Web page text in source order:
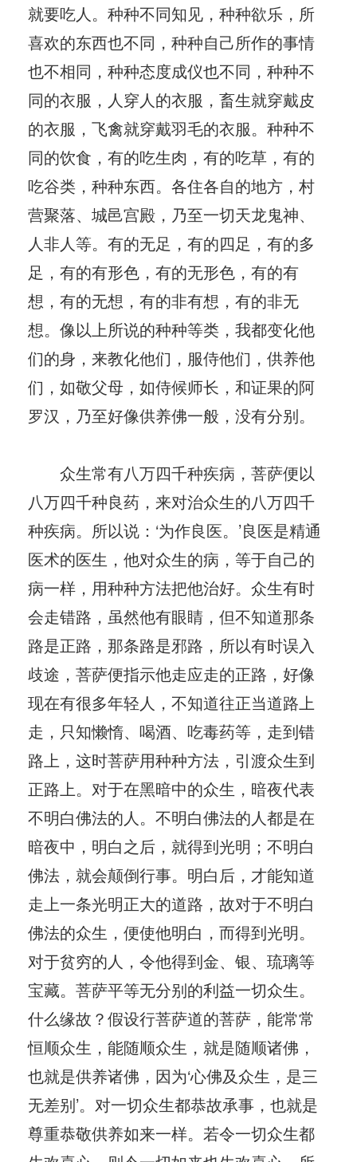
就要吃人。种种不同知见，种种欲乐，所
喜欢的东西也不同，种种自己所作的事情
也不相同，种种态度成仪也不同，种种不
同的衣服，人穿人的衣服，畜生就穿戴皮
的衣服，飞禽就穿戴羽毛的衣服。种种不
同的饮食，有的吃生肉，有的吃草，有的
吃谷类，种种东西。各住各自的地方，村
营聚落、城邑宫殿，乃至一切天龙鬼神、
人非人等。有的无足，有的四足，有的多
足，有的有形色，有的无形色，有的有
想，有的无想，有的非有想，有的非无
想。像以上所说的种种等类，我都变化他
们的身，来教化他们，服侍他们，供养他
们，如敬父母，如侍候师长，和证果的阿
罗汉，乃至好像供养佛一般，没有分别。
众生常有八万四千种疾病，菩萨便以
八万四千种良药，来对治众生的八万四千
种疾病。所以说：‘为作良医。’良医是精通
医术的医生，他对众生的病，等于自己的
病一样，用种种方法把他治好。众生有时
会走错路，虽然他有眼睛，但不知道那条
路是正路，那条路是邪路，所以有时误入
歧途，菩萨便指示他走应走的正路，好像
现在有很多年轻人，不知道往正当道路上
走，只知懒惰、喝酒、吃毒药等，走到错
路上，这时菩萨用种种方法，引渡众生到
正路上。对于在黑暗中的众生，暗夜代表
不明白佛法的人。不明白佛法的人都是在
暗夜中，明白之后，就得到光明；不明白
佛法，就会颠倒行事。明白后，才能知道
走上一条光明正大的道路，故对于不明白
佛法的众生，便使他明白，而得到光明。
对于贫穷的人，令他得到金、银、琉璃等
宝藏。菩萨平等无分别的利益一切众生。
什么缘故？假设行菩萨道的菩萨，能常常
恒顺众生，能随顺众生，就是随顺诸佛，
也就是供养诸佛，因为‘心佛及众生，是三
无差别’。对一切众生都恭故承事，也就是
尊重恭敬供养如来一样。若令一切众生都